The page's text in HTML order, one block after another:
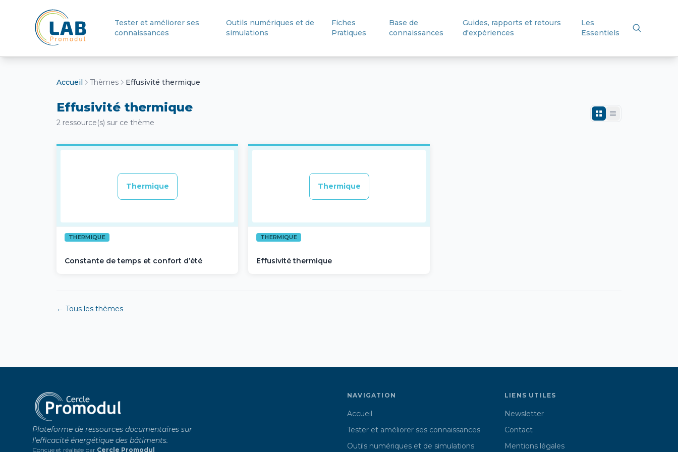
Retour à l'accueil
Tester et améliorer ses
connaissances
Outils numériques et de
simulations
Fiches
Pratiques
Base de
connaissances
Guides, rapports et retours
d'expériences
Les
Essentiels
Accueil Thèmes Effusivité thermique
Effusivité thermique
2 ressource(s) sur ce thème
Thermique
THERMIQUE
Constante de temps et confort d’été
Thermique
THERMIQUE
Effusivité thermique
← Tous les thèmes
Plateforme de ressources documentaires sur
l'efficacité énergétique des bâtiments.
Conçue et réalisée par Cercle Promodul
NAVIGATION
Accueil
Tester et améliorer ses connaissances
Outils numériques et de simulations
LIENS UTILES
Newsletter
Contact
Mentions légales